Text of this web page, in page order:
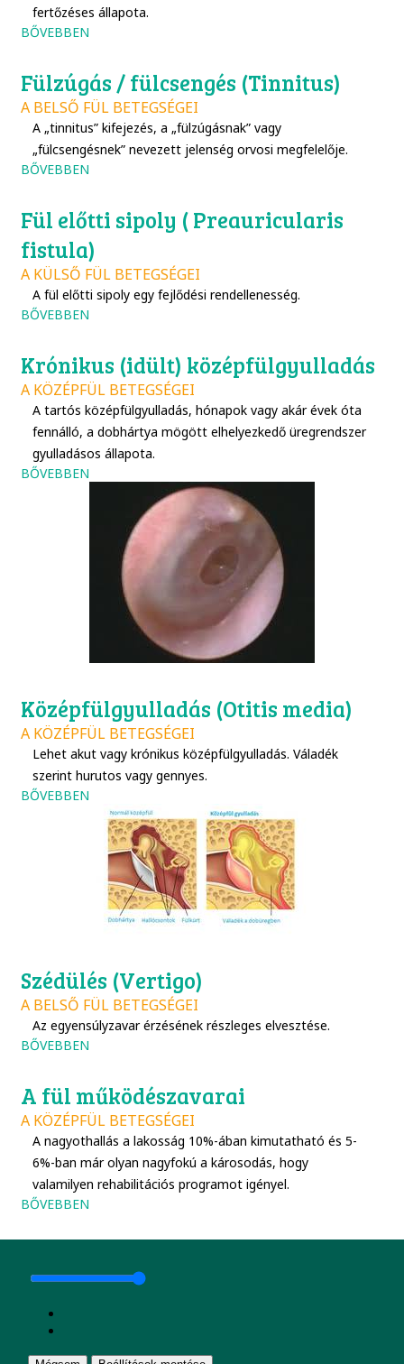
fertőzéses állapota.
BŐVEBBEN
Fülzúgás / fülcsengés (Tinnitus)
A BELSŐ FÜL BETEGSÉGEI
A „tinnitus” kifejezés, a „fülzúgásnak” vagy
„fülcsengésnek” nevezett jelenség orvosi megfelelője.
BŐVEBBEN
Fül előtti sipoly ( Preauricularis
fistula)
A KÜLSŐ FÜL BETEGSÉGEI
A fül előtti sipoly egy fejlődési rendellenesség.
BŐVEBBEN
Krónikus (idült) középfülgyulladás
A KÖZÉPFÜL BETEGSÉGEI
A tartós középfülgyulladás, hónapok vagy akár évek óta
fennálló, a dobhártya mögött elhelyezkedő üregrendszer
gyulladásos állapota.
BŐVEBBEN
Középfülgyulladás (Otitis media)
A KÖZÉPFÜL BETEGSÉGEI
Lehet akut vagy krónikus középfülgyulladás. Váladék
szerint hurutos vagy gennyes.
BŐVEBBEN
Szédülés (Vertigo)
A BELSŐ FÜL BETEGSÉGEI
Az egyensúlyzavar érzésének részleges elvesztése.
BŐVEBBEN
A fül működészavarai
A KÖZÉPFÜL BETEGSÉGEI
A nagyothallás a lakosság 10%-ában kimutatható és 5-
6%-ban már olyan nagyfokú a károsodás, hogy
valamilyen rehabilitációs programot igényel.
BŐVEBBEN